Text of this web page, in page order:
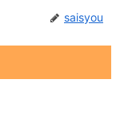
saisyou